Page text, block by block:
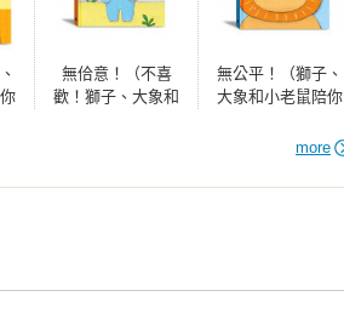
無佮意！（不喜
歡！獅子、大象和
育繪本，附臺語朗
無公平！（獅子、
大象和小老鼠陪你
文／華文雙語生活
臺語朗讀音檔）
more